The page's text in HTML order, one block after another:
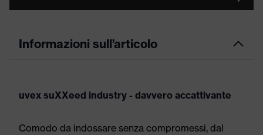
Informazioni sull’articolo
uvex suXXeed industry - davvero accattivante
Comodo da indossare senza compromessi, dal